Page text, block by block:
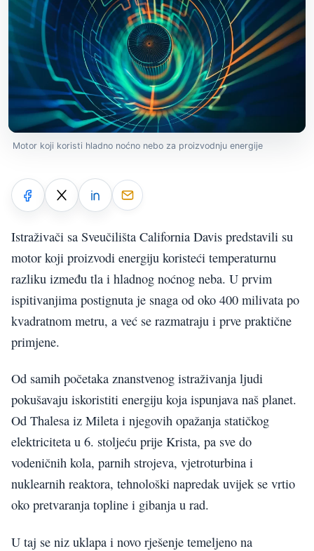
Motor koji koristi hladno noćno nebo za proizvodnju energije
Istraživači sa Sveučilišta California Davis predstavili su
motor koji proizvodi energiju koristeći temperaturnu
razliku između tla i hladnog noćnog neba. U prvim
ispitivanjima postignuta je snaga od oko 400 milivata po
kvadratnom metru, a već se razmatraju i prve praktične
primjene.
Od samih početaka znanstvenog istraživanja ljudi
pokušavaju iskoristiti energiju koja ispunjava naš planet.
Od Thalesa iz Mileta i njegovih opažanja statičkog
elektriciteta u 6. stoljeću prije Krista, pa sve do
vodeničnih kola, parnih strojeva, vjetroturbina i
nuklearnih reaktora, tehnološki napredak uvijek se vrtio
oko pretvaranja topline i gibanja u rad.
U taj se niz uklapa i novo rješenje temeljeno na